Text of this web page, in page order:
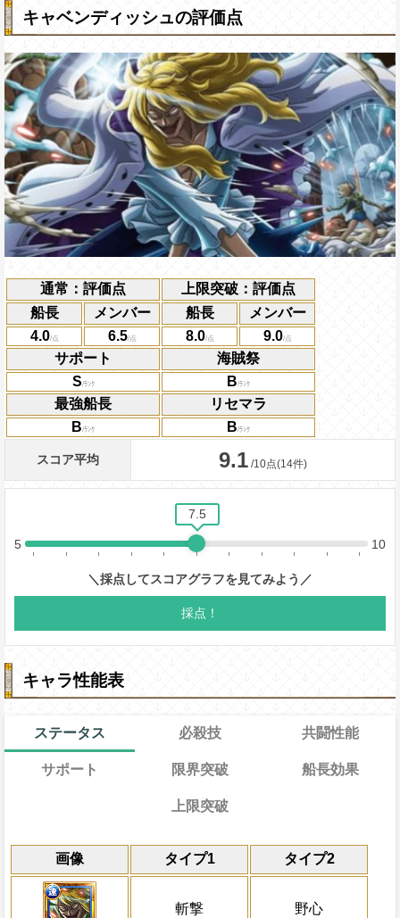
キャベンディッシュの評価点
通常：評価点
上限突破：評価点
船長
メンバー 船長
メンバー
4.0
6.5 8.0
9.0
サポート
海賊祭
S
B
最強船長
リセマラ
B
B
キャラ性能表
ステータス
画像 タイプ1 タイプ2
斬撃 野心
必殺技
通常 19→14ターン
限界突破
通常時
敵全体に無属性特大ダメージを与え、一
共闘性能
共闘性能
船長効果
冒険開始時の必殺タ
キャラの攻撃を
サポート
効果
冒険中1回限り、サポート対象キャラが必
ート対象キャラのスロットを
限界突破
力
習得する効果
自分がPERFECTタップ攻撃で自分の
船長効果
通常時
力・技・速属性の攻撃を3倍、自身の攻撃
Lv上限突破
上限突破
レベル上限突破
Lv1
最大Lv.105
最大Lv.110